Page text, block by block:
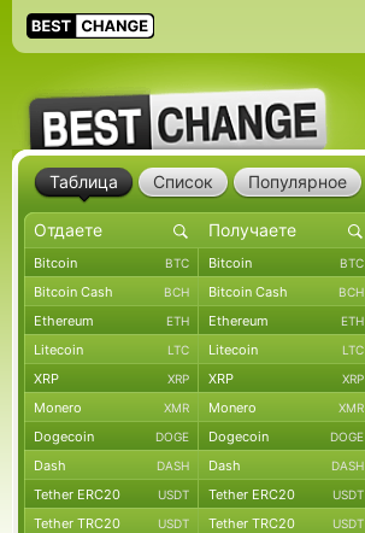
Таблица Список Популярное
Bitcoin BTC Bitcoin BTC
Bitcoin Cash BCH Bitcoin Cash BCH
Ethereum ETH Ethereum ETH
Litecoin LTC Litecoin LTC
XRP XRP XRP XRP
Monero XMR Monero XMR
Dogecoin DOGE Dogecoin DOGE
Dash DASH Dash DASH
Tether ERC20 USDT Tether ERC20 USDT
Tether TRC20 USDT Tether TRC20 USDT